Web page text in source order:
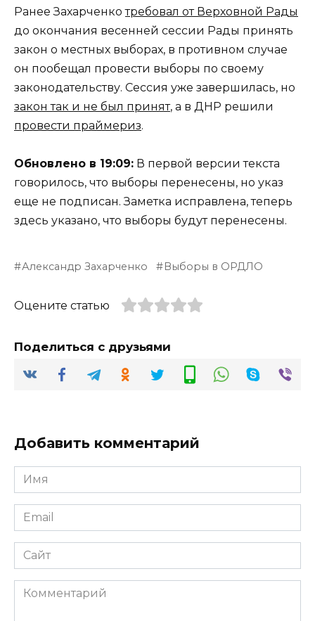
Ранее Захарченкотребовал от Верховной Рады
до окончания весенней сессии Рады принять
закон о местных выборах, в противном случае
он пообещал провести выборы по своему
законодательству. Сессия уже завершилась, но
закон так и не был принят, а в ДНР решили
провести праймериз.
Обновлено в 19:09: В первой версии текста
говорилось, что выборы перенесены, но указ
еще не подписан. Заметка исправлена, теперь
здесь указано, что выборы будут перенесены.
Александр Захарченко Выборы в ОРДЛО
Оцените статью
Поделиться с друзьями
Добавить комментарий
Имя
*
Email
*
Сайт
Комментарий